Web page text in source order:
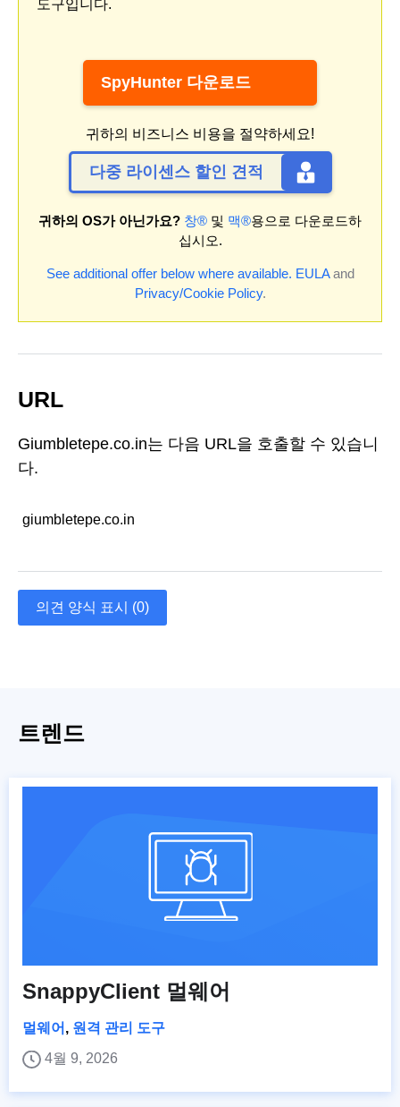
도구입니다.
SpyHunter 다운로드
귀하의 비즈니스 비용을 절약하세요!
다중 라이센스 할인 견적
귀하의 OS가 아닌가요? 창® 및 맥®용으로 다운로드하
십시오.
See additional offer below where available. EULAand
Privacy/Cookie Policy.
URL
Giumbletepe.co.in는 다음 URL을 호출할 수 있습니
다.
giumbletepe.co.in
의견 양식 표시 (0)
트렌드
SnappyClient 멀웨어
멀웨어 , 원격 관리 도구
4월 9, 2026